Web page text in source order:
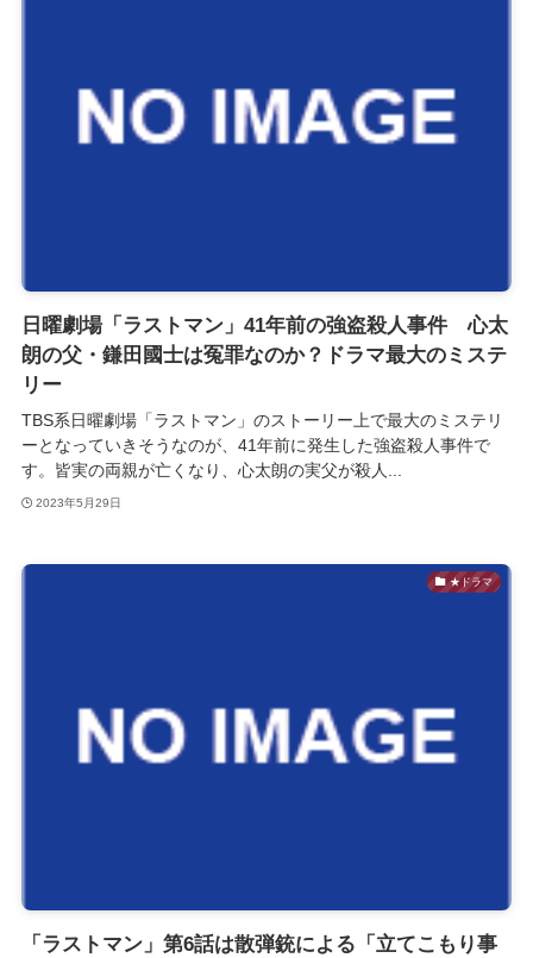
日曜劇場「ラストマン」41年前の強盗殺人事件 心太
朗の父・鎌田國士は冤罪なのか？ドラマ最大のミステ
リー
TBS系日曜劇場「ラストマン」のストーリー上で最大のミステリ
ーとなっていきそうなのが、41年前に発生した強盗殺人事件で
す。皆実の両親が亡くなり、心太朗の実父が殺人...
2023年5月29日
★ドラマ
「ラストマン」第6話は散弾銃による「立てこもり事